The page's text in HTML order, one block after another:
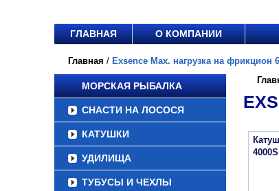
ГЛАВНАЯ О КОМПАНИИ
Главная / Exsence Max. нагрузка на фрикцион
МОРСКАЯ РЫБАЛКА
СНАСТИ НА ЛОСОСЯ
КАТУШКИ
УДИЛИЩА
ТУБУСЫ И ЧЕХЛЫ
4000S